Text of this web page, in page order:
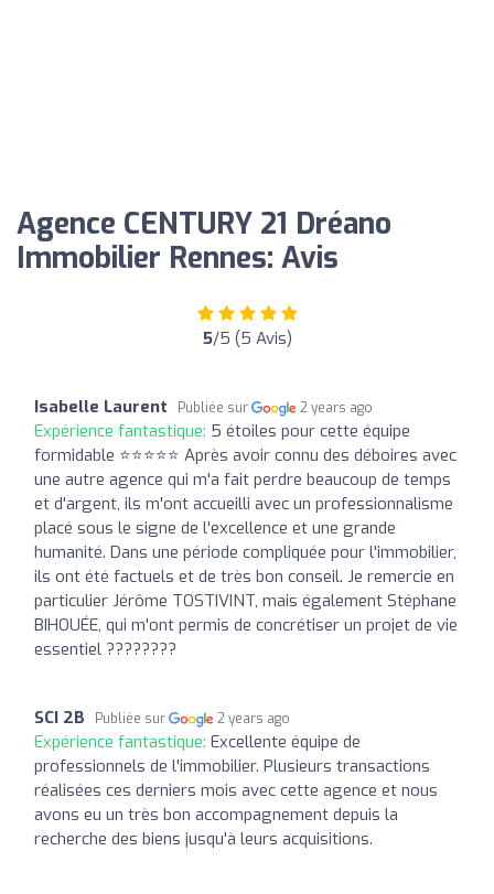
Agence CENTURY 21 Dréano
Immobilier Rennes: Avis
5/5 (5 Avis)
Isabelle Laurent Publiée sur 2 years ago
Expérience fantastique: 5 étoiles pour cette équipe
formidable ⭐⭐⭐⭐⭐ Après avoir connu des déboires avec
une autre agence qui m'a fait perdre beaucoup de temps
et d'argent, ils m'ont accueilli avec un professionnalisme
placé sous le signe de l'excellence et une grande
humanité. Dans une période compliquée pour l'immobilier,
ils ont été factuels et de très bon conseil. Je remercie en
particulier Jérôme TOSTIVINT, mais également Stéphane
BIHOUÉE, qui m'ont permis de concrétiser un projet de vie
essentiel ????????
SCI 2B Publiée sur 2 years ago
Expérience fantastique: Excellente équipe de
professionnels de l'immobilier. Plusieurs transactions
réalisées ces derniers mois avec cette agence et nous
avons eu un très bon accompagnement depuis la
recherche des biens jusqu'à leurs acquisitions.